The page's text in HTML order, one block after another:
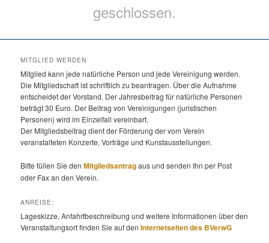
geschlossen.
MITGLIED WERDEN
Mitglied kann jede natürliche Person und jede Vereinigung werden.
Die Mitgliedschaft ist schriftlich zu beantragen. Über die Aufnahme
entscheidet der Vorstand. Der Jahresbeitrag für natürliche Personen
beträgt 30 Euro. Der Beitrag von Vereinigungen (juristischen
Personen) wird im Einzelfall vereinbart.
Der Mitgliedsbeitrag dient der Förderung der vom Verein
veranstalteten Konzerte, Vorträge und Kunstausstellungen.
Bitte füllen Sie denMitgliedsantragaus und senden Ihn per Post
oder Fax an den Verein.
ANREISE:
Lageskizze, Anfahrtbeschreibung und weitere Informationen über den
Veranstaltungsort finden Sie auf denInternetseiten des BVerwG